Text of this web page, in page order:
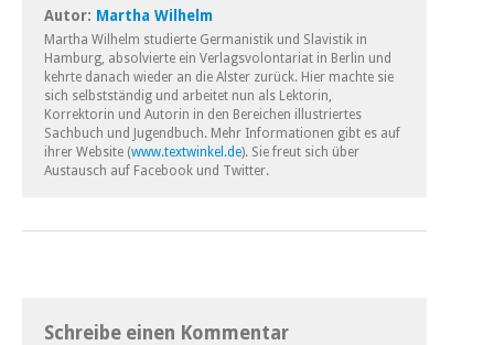
Autor: Martha Wilhelm
Martha Wilhelm studierte Germanistik und Slavistik in
Hamburg, absolvierte ein Verlagsvolontariat in Berlin und
kehrte danach wieder an die Alster zurück. Hier machte sie
sich selbstständig und arbeitet nun als Lektorin,
Korrektorin und Autorin in den Bereichen illustriertes
Sachbuch und Jugendbuch. Mehr Informationen gibt es auf
ihrer Website (www.textwinkel.de). Sie freut sich über
Austausch auf Facebook und Twitter.
Schreibe einen Kommentar